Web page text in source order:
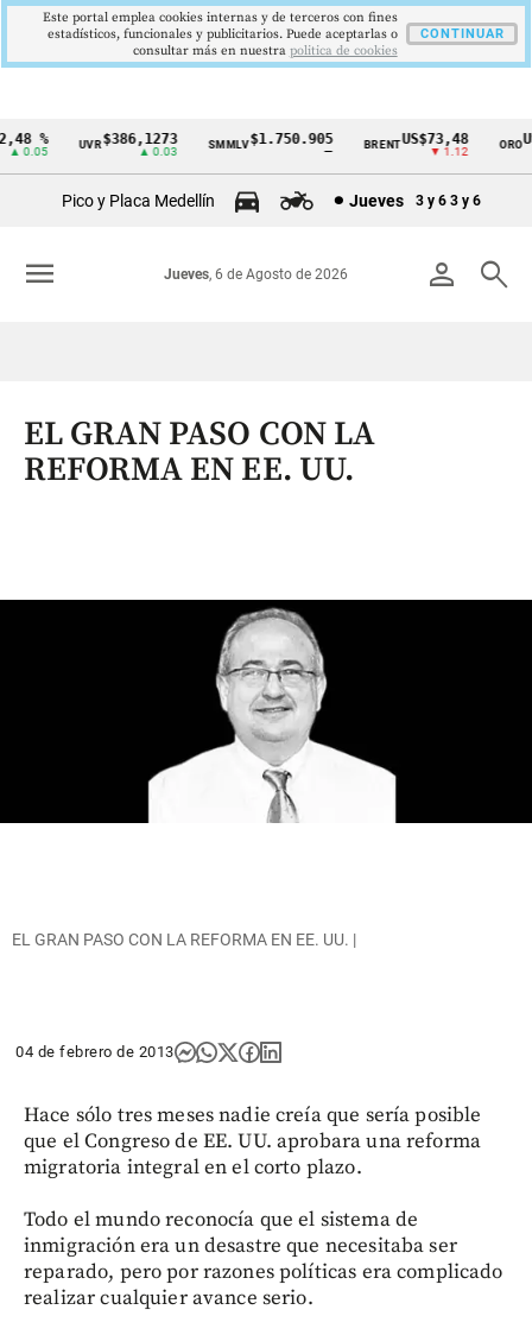
Cintillo
Colombia
%
0.05
UVR$386,1273
▲ 0.03
SMMLV$1.750.905 BRENTUS$73,48
▼ 1.12
ORO
Pico y Placa Medellín Jueves 3 y 6 3 y 6
person search
Jueves, 6 de Agosto de 2026
menu
EL GRAN PASO CON LA
REFORMA EN EE. UU.
EL GRAN PASO CON LA REFORMA EN EE. UU. |
04 de febrero de 2013
Hace sólo tres meses nadie creía que sería posible
que el Congreso de EE. UU. aprobara una reforma
migratoria integral en el corto plazo.
Todo el mundo reconocía que el sistema de
inmigración era un desastre que necesitaba ser
reparado, pero por razones políticas era complicado
realizar cualquier avance serio.
Este portal emplea cookies internas y de terceros con fines
estadísticos, funcionales y publicitarios. Puede aceptarlas o
consultar más en nuestra politica de cookies
CONTINUAR